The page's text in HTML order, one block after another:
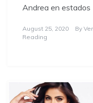
Andrea en estados
August 25, 2020 By
Reading